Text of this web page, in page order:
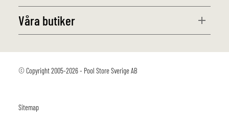
Våra butiker
© Copyright 2005-2026 - Pool Store Sverige AB
Sitemap